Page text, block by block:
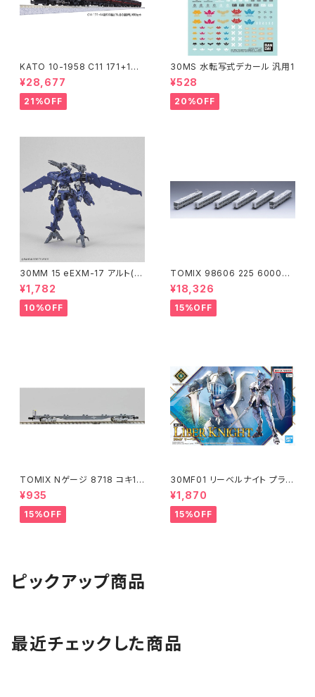
KATO 10-1958 C11 171+14
系｢SL冬の湿原号｣ 6両セット
特企品 Nゲージ 鉄道模型 北海
道（新品 在庫品）
¥28,677
21%OFF
30MS 水転写式デカール 汎用1
¥528
20%OFF
30MM 15 eEXM-17 アルト(空
中戦仕様)ネイビー
¥1,782
10%OFF
TOMIX 98606 225 6000系
(6両) 鉄道模型
¥18,326
15%OFF
TOMIX Nゲージ 8718 コキ10
7 (増備型・コンテナなし) 鉄道
模型
¥935
15%OFF
30MF01 リーベルナイト プラモ
デル（新品 在庫品）
¥1,870
15%OFF
ピックアップ商品
最近チェックした商品